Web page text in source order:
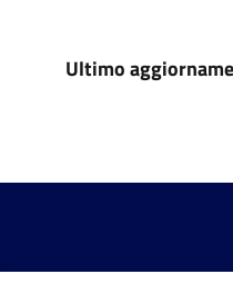
Ultimo